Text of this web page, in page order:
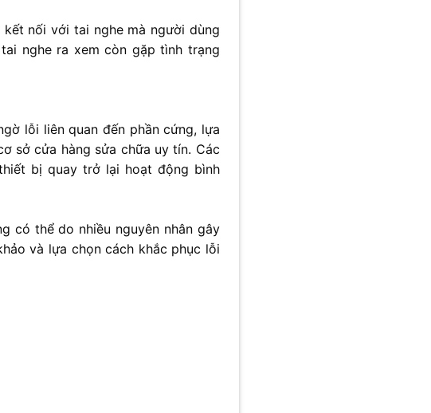
nối với tai nghe mà người dùng
nghe ra xem còn gặp tình trạng
lỗi liên quan đến phần cứng, lựa
sở cửa hàng sửa chữa uy tín. Các
bị quay trở lại hoạt động bình
có thể do nhiều nguyên nhân gây
và lựa chọn cách khắc phục lỗi